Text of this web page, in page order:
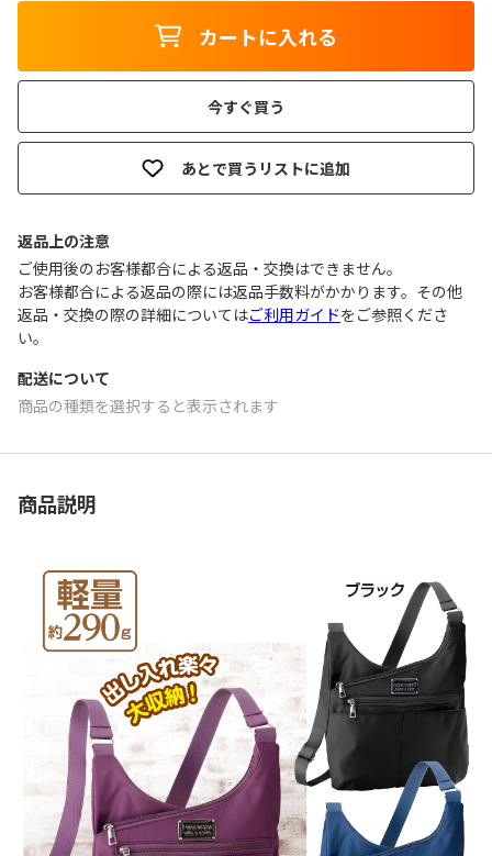
カートに入れる
今すぐ買う
あとで買うリストに追加
返品上の注意
ご使用後のお客様都合による返品・交換はできません｡
お客様都合による返品の際には返品手数料がかかります。その他
返品・交換の際の詳細についてはご利用ガイドをご参照くださ
い。
配送について
商品の種類を選択すると表示されます
商品説明